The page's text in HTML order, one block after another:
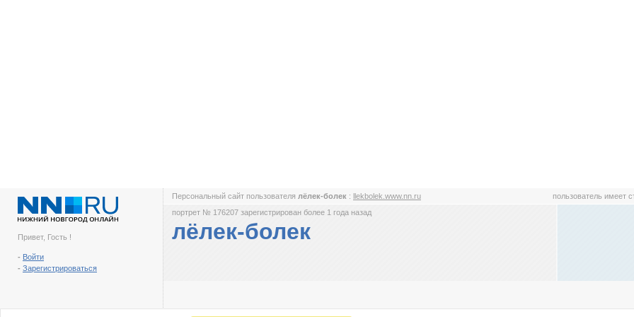
Привет, Гость !
- Войти
- Зарегистрироваться
Персональный сайт пользователя лёлек-болек : llekbolek.www.nn.ru пользователь имеет
портрет № 176207 зарегистрирован более 1 года назад
лёлек-болек